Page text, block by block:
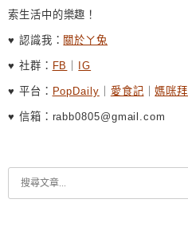
索生活中的樂趣！
♥ 認識我： 關於ㄚ兔
♥ 社群： FB IG
♥ 平台： PopDaily 愛食記 ｜媽咪拜
♥ 信箱：rabb0805@gmail.com